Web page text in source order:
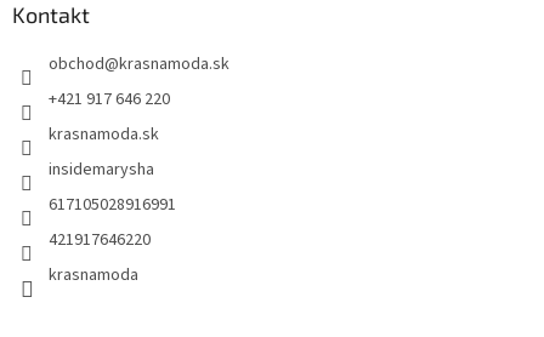
Kontakt
obchod@krasnamoda.sk
+421 917 646 220
krasnamoda.sk
insidemarysha
617105028916991
421917646220
krasnamoda